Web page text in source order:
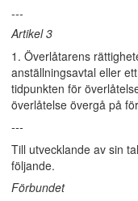
---
Artikel 3
1. Överlåtarens
anställningsavtal eller
tidpunkten för
överlåtelse övergå på
---
Till utvecklande av sin
följande.
Förbundet